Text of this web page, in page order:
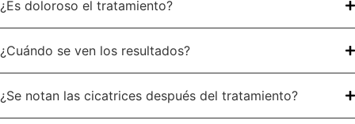
¿Es doloroso el tratamiento?
¿Cuándo se ven los resultados?
¿Se notan las cicatrices después del tratamiento?